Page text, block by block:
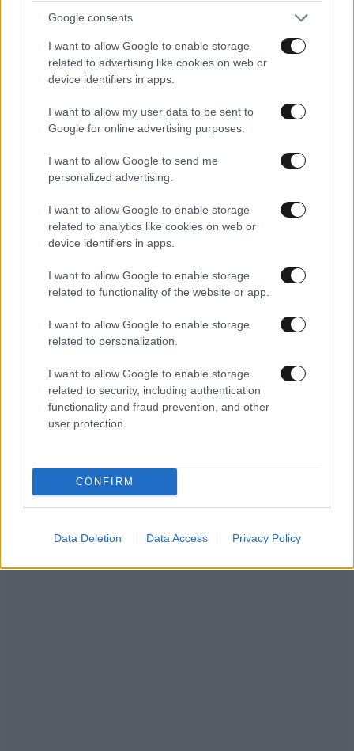
Google consents
I want to allow Google to enable storage
related to advertising like cookies on web or
device identifiers in apps.
I want to allow my user data to be sent to
Google for online advertising purposes.
I want to allow Google to send me
personalized advertising.
I want to allow Google to enable storage
related to analytics like cookies on web or
device identifiers in apps.
I want to allow Google to enable storage
related to functionality of the website or app.
I want to allow Google to enable storage
related to personalization.
I want to allow Google to enable storage
related to security, including authentication
functionality and fraud prevention, and other
user protection.
CONFIRM
Data Deletion Data Access Privacy Policy
Τραγωδία στα Μάλια: «Ο πανικός τη σκότωσε»
– Τι λένε μάρτυρες για τη 42χρονη Ολλανδή
που πνίγηκε προσπαθώντας να σώσει τη φίλη